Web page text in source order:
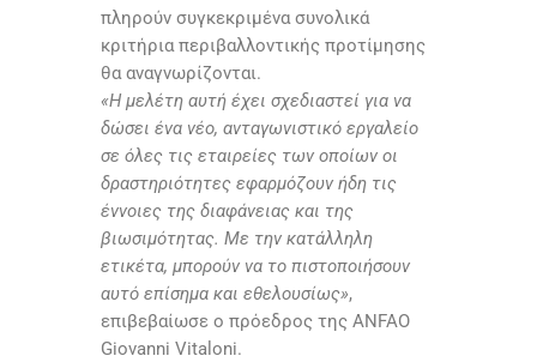
πληρούν συγκεκριμένα συνολικά
κριτήρια περιβαλλοντικής προτίμησης
θα αναγνωρίζονται.
«Η μελέτη αυτή έχει σχεδιαστεί για να
δώσει ένα νέο, ανταγωνιστικό εργαλείο
σε όλες τις εταιρείες των οποίων οι
δραστηριότητες εφαρμόζουν ήδη τις
έννοιες της διαφάνειας και της
βιωσιμότητας. Με την κατάλληλη
ετικέτα, μπορούν να το πιστοποιήσουν
αυτό επίσημα και εθελουσίως»,
επιβεβαίωσε ο πρόεδρος της ANFAO
Giovanni Vitaloni.